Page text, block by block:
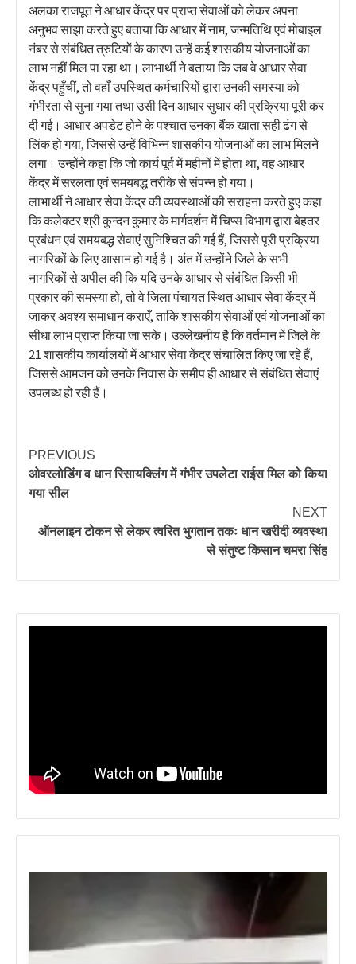
अलका राजपूत ने आधार केंद्र पर प्राप्त सेवाओं को लेकर अपना
अनुभव साझा करते हुए बताया कि आधार में नाम, जन्मतिथि एवं मोबाइल
नंबर से संबंधित त्रुटियों के कारण उन्हें कई शासकीय योजनाओं का
लाभ नहीं मिल पा रहा था। लाभार्थी ने बताया कि जब वे आधार सेवा
केंद्र पहुँचीं, तो वहाँ उपस्थित कर्मचारियों द्वारा उनकी समस्या को
गंभीरता से सुना गया तथा उसी दिन आधार सुधार की प्रक्रिया पूरी कर
दी गई। आधार अपडेट होने के पश्चात उनका बैंक खाता सही ढंग से
लिंक हो गया, जिससे उन्हें विभिन्न शासकीय योजनाओं का लाभ मिलने
लगा। उन्होंने कहा कि जो कार्य पूर्व में महीनों में होता था, वह आधार
केंद्र में सरलता एवं समयबद्ध तरीके से संपन्न हो गया।
लाभार्थी ने आधार सेवा केंद्र की व्यवस्थाओं की सराहना करते हुए कहा
कि कलेक्टर श्री कुन्दन कुमार के मार्गदर्शन में चिप्स विभाग द्वारा बेहतर
प्रबंधन एवं समयबद्ध सेवाएं सुनिश्चित की गई हैं, जिससे पूरी प्रक्रिया
नागरिकों के लिए आसान हो गई है। अंत में उन्होंने जिले के सभी
नागरिकों से अपील की कि यदि उनके आधार से संबंधित किसी भी
प्रकार की समस्या हो, तो वे जिला पंचायत स्थित आधार सेवा केंद्र में
जाकर अवश्य समाधान कराएँ, ताकि शासकीय सेवाओं एवं योजनाओं का
सीधा लाभ प्राप्त किया जा सके। उल्लेखनीय है कि वर्तमान में जिले के
21 शासकीय कार्यालयों में आधार सेवा केंद्र संचालित किए जा रहे हैं,
जिससे आमजन को उनके निवास के समीप ही आधार से संबंधित सेवाएं
उपलब्ध हो रही हैं।
PREVIOUS
ओवरलोडिंग व धान रिसायक्लिंग में गंभीर उपलेटा राईस मिल को किया
गया सील
NEXT
ऑनलाइन टोकन से लेकर त्वरित भुगतान तकः धान खरीदी व्यवस्था
से संतुष्ट किसान चमरा सिंह